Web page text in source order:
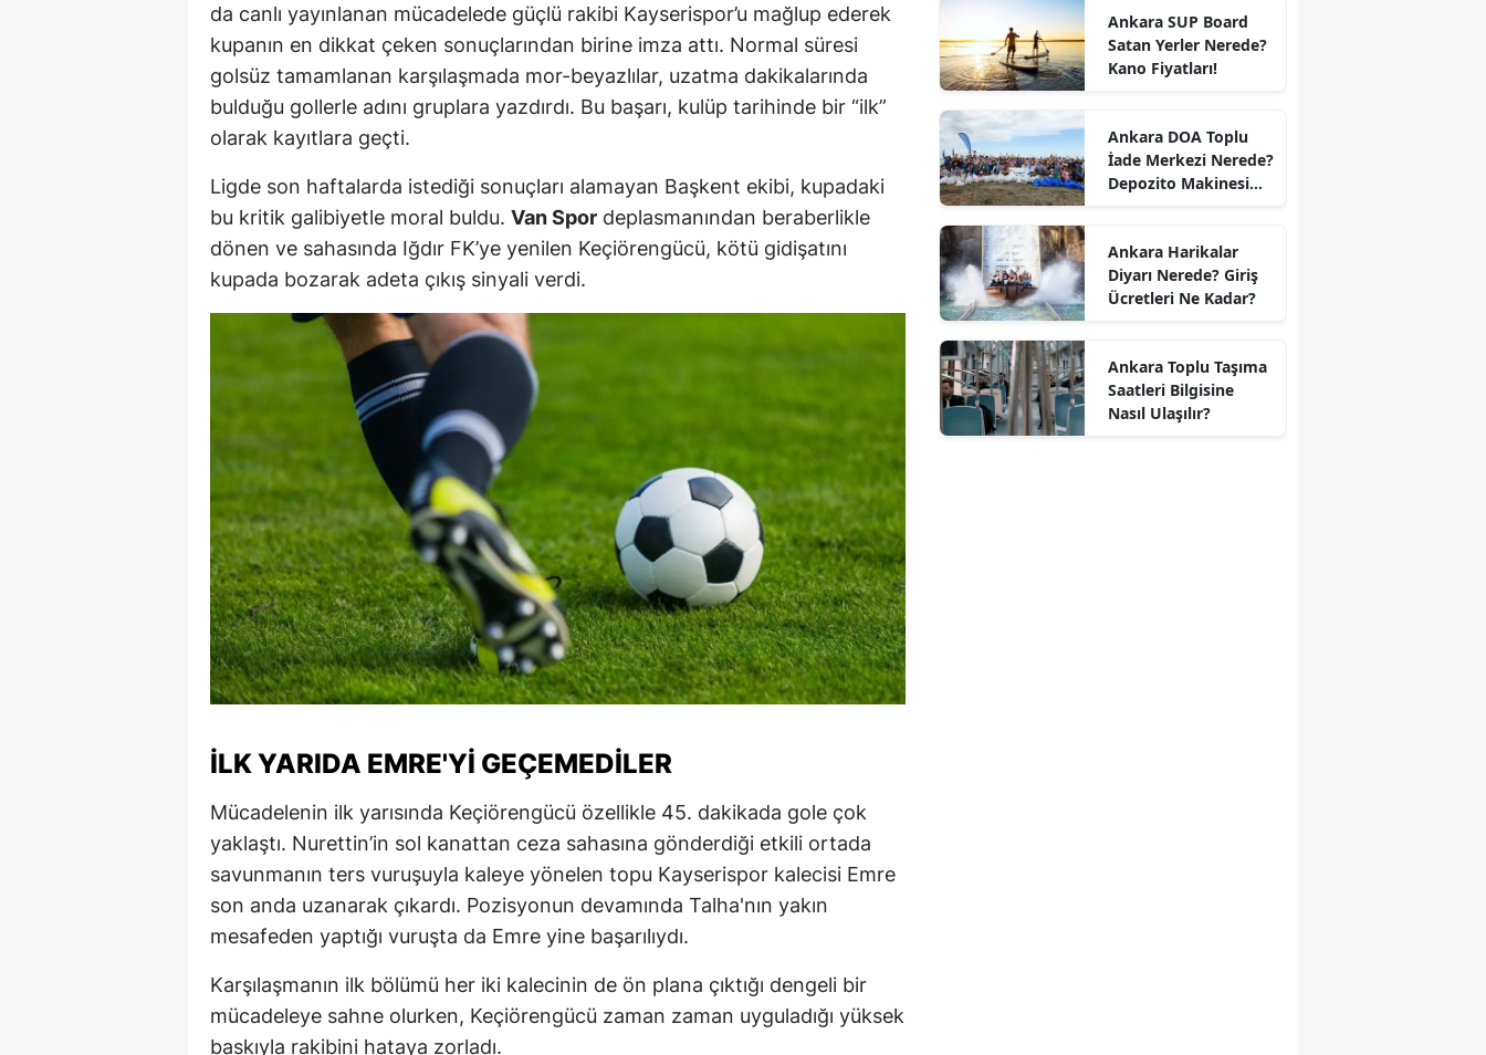
da canlı yayınlanan mücadelede güçlü rakibi Kayserispor’u mağlup ederek
kupanın en dikkat çeken sonuçlarından birine imza attı. Normal süresi
golsüz tamamlanan karşılaşmada mor-beyazlılar, uzatma dakikalarında
bulduğu gollerle adını gruplara yazdırdı. Bu başarı, kulüp tarihinde bir “ilk”
olarak kayıtlara geçti.
Ligde son haftalarda istediği sonuçları alamayan Başkent ekibi, kupadaki
bu kritik galibiyetle moral buldu. Van Spor deplasmanından beraberlikle
dönen ve sahasında Iğdır FK’ye yenilen Keçiörengücü, kötü gidişatını
kupada bozarak adeta çıkış sinyali verdi.
İLK YARIDA EMRE'YI GEÇEMEDILER
Mücadelenin ilk yarısında Keçiörengücü özellikle 45. dakikada gole çok
yaklaştı. Nurettin’in sol kanattan ceza sahasına gönderdiği etkili ortada
savunmanın ters vuruşuyla kaleye yönelen topu Kayserispor kalecisi Emre
son anda uzanarak çıkardı. Pozisyonun devamında Talha'nın yakın
mesafeden yaptığı vuruşta da Emre yine başarılıydı.
Karşılaşmanın ilk bölümü her iki kalecinin de ön plana çıktığı dengeli bir
mücadeleye sahne olurken, Keçiörengücü zaman zaman uyguladığı yüksek
baskıyla rakibini hataya zorladı.
Ankara SUP Board
Satan Yerler Nerede?
Kano Fiyatları!
Ankara DOA Toplu
İade Merkezi Nerede?
Depozito Makinesi
Ankara Harikalar
Diyarı Nerede? Giriş
Ücretleri Ne Kadar?
Ankara Toplu Taşıma
Saatleri Bilgisine
Nasıl Ulaşılır?